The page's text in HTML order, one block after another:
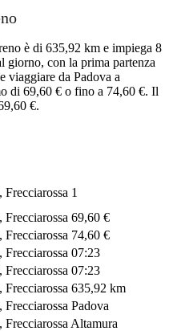
è di 635,92 km e impiega 8
giorno, con la prima partenza
viaggiare da Padova a
di 69,60 € o fino a 74,60 €. Il
€.
Frecciarossa 1
Frecciarossa 69,60 €
Frecciarossa 74,60 €
Frecciarossa 07:23
Frecciarossa 07:23
Frecciarossa 635,92 km
Frecciarossa Padova
Frecciarossa Altamura